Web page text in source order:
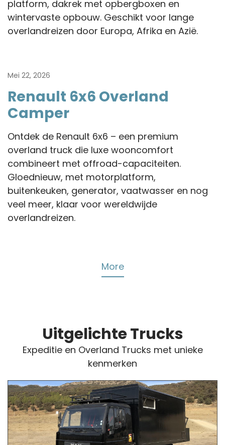
platform, dakrek met opbergboxen en
wintervaste opbouw. Geschikt voor lange
overlandreizen door Europa, Afrika en Azië.
Mei 22, 2026
Renault 6x6 Overland
Camper
Ontdek de Renault 6x6 – een premium
overland truck die luxe wooncomfort
combineert met offroad-capaciteiten.
Gloednieuw, met motorplatform,
buitenkeuken, generator, vaatwasser en nog
veel meer, klaar voor wereldwijde
overlandreizen.
More
Uitgelichte Trucks
Expeditie en Overland Trucks met unieke
kenmerken